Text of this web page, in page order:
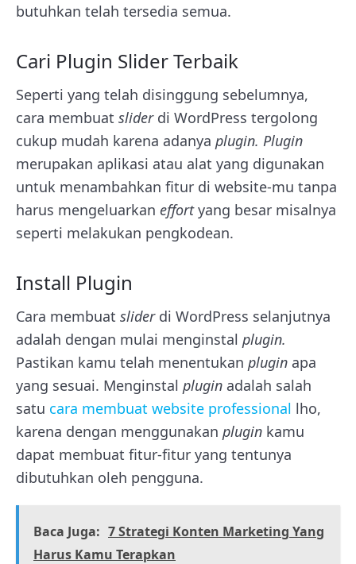
butuhkan telah tersedia semua.
Cari Plugin Slider Terbaik
Seperti yang telah disinggung sebelumnya,
cara membuat slider di WordPress tergolong
cukup mudah karena adanya plugin. Plugin
merupakan aplikasi atau alat yang digunakan
untuk menambahkan fitur di website-mu tanpa
harus mengeluarkan effortyang besar misalnya
seperti melakukan pengkodean.
Install Plugin
Cara membuat slider di WordPress selanjutnya
adalah dengan mulai menginstal plugin.
Pastikan kamu telah menentukan plugin apa
yang sesuai. Menginstal plugin adalah salah
satu cara membuat website professional lho,
karena dengan menggunakan plugin kamu
dapat membuat fitur-fitur yang tentunya
dibutuhkan oleh pengguna.
Baca Juga: 7 Strategi Konten Marketing Yang
Harus Kamu Terapkan